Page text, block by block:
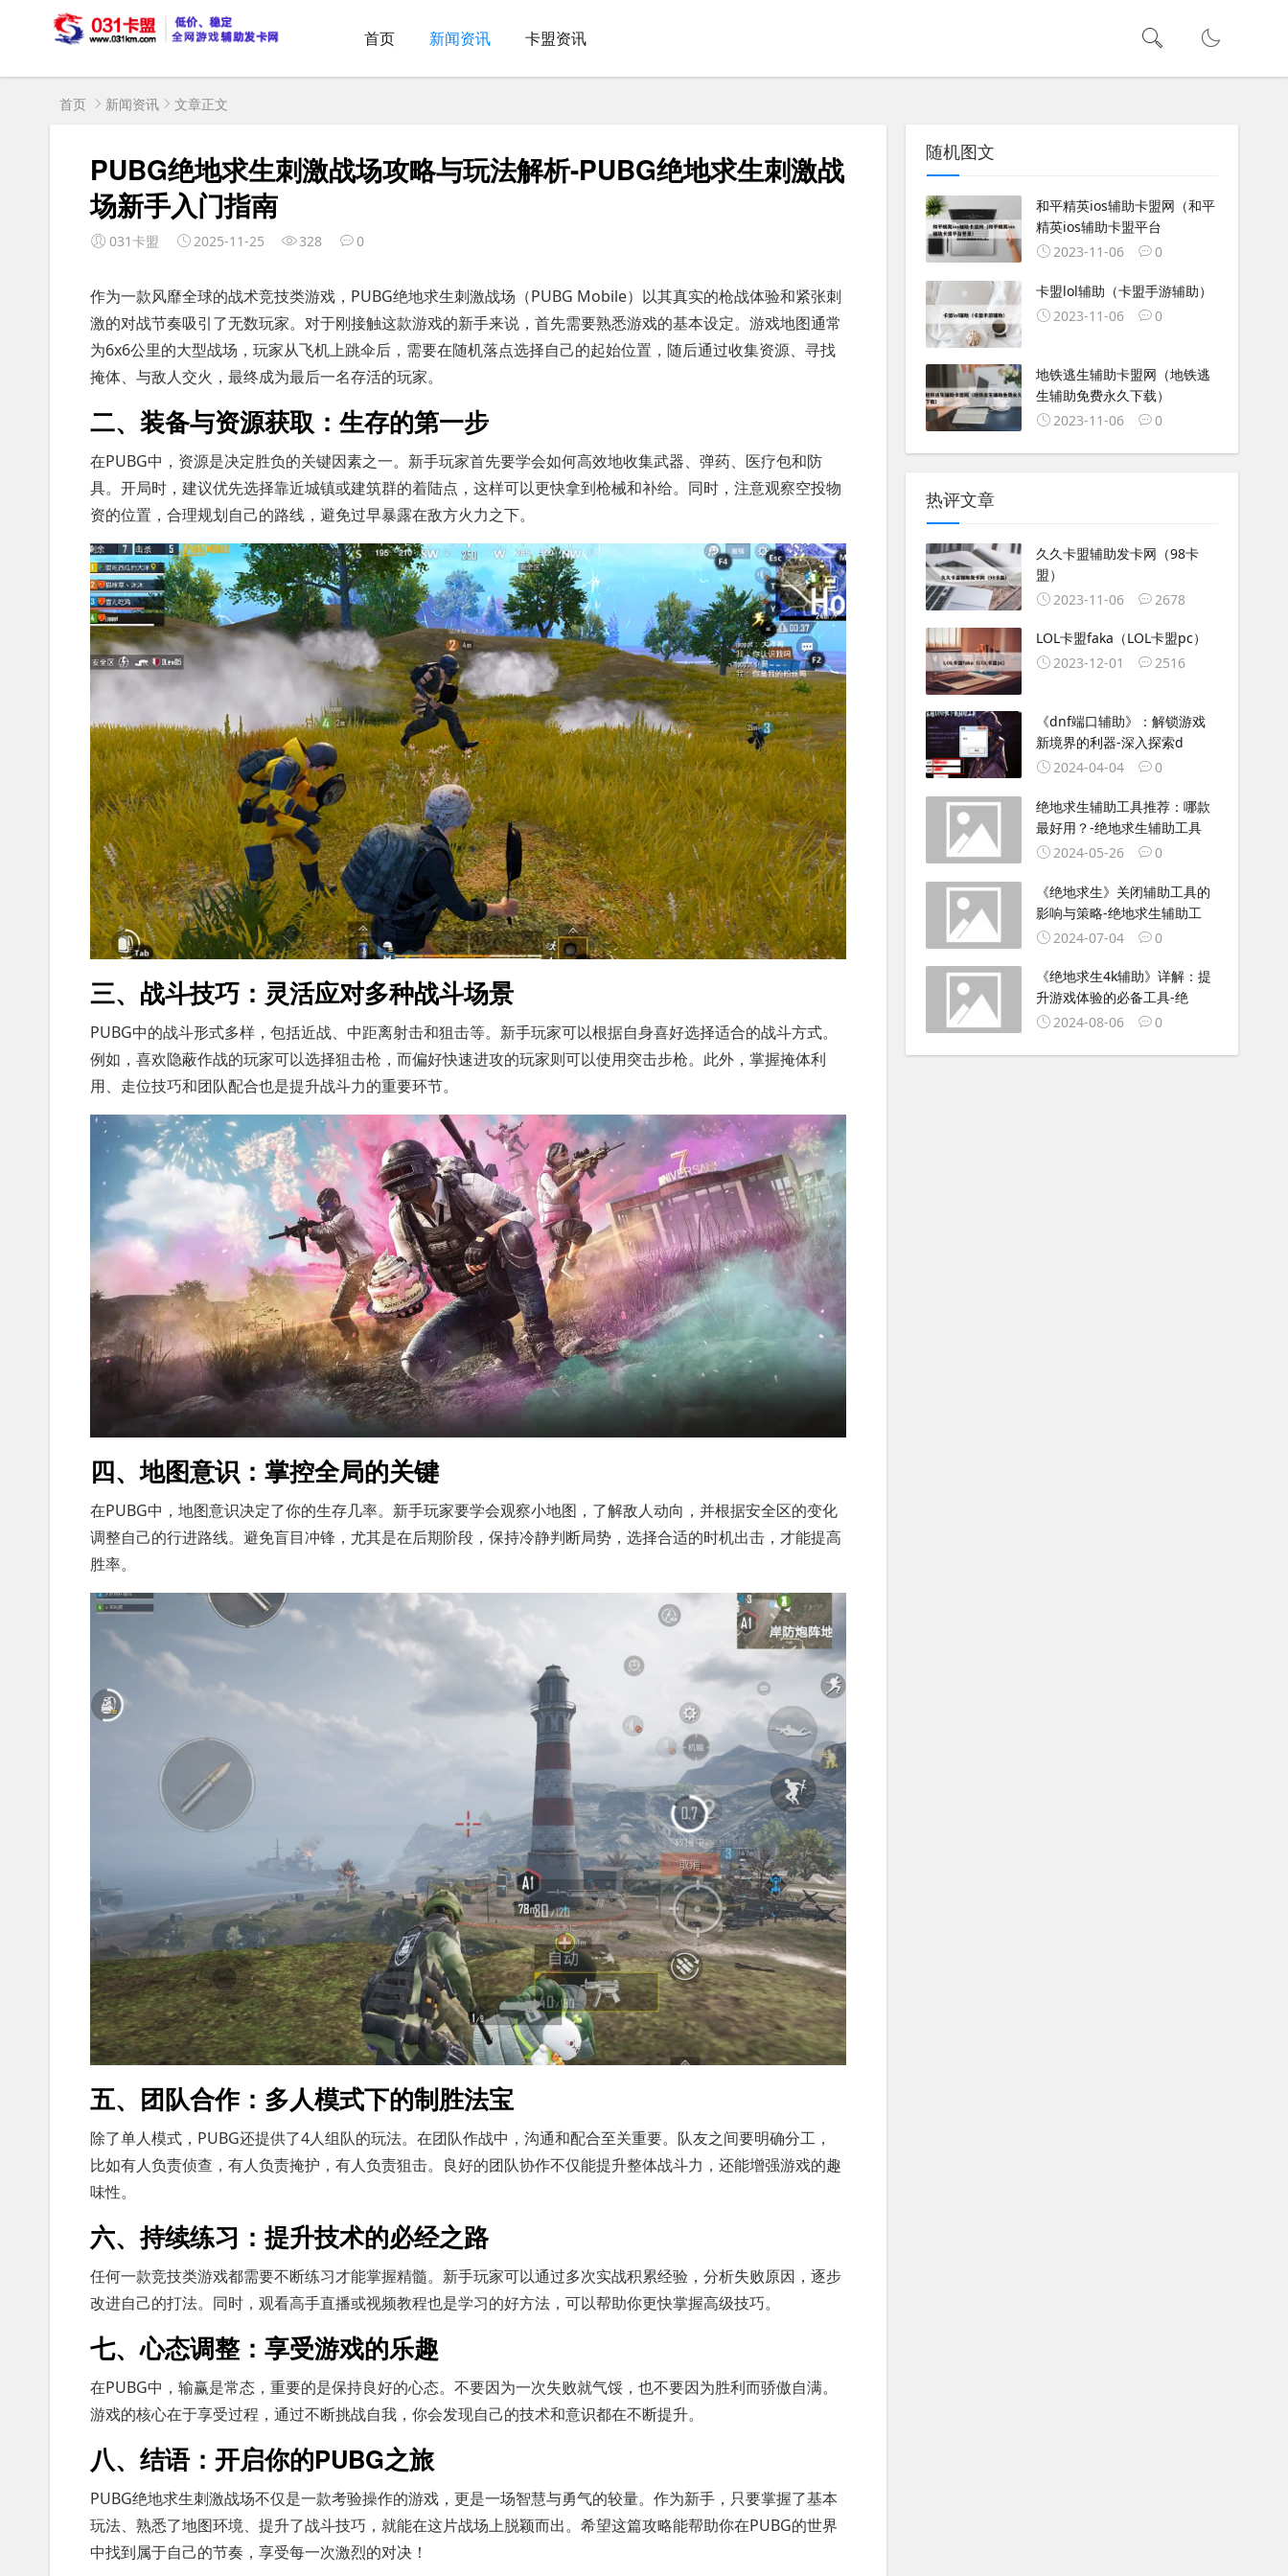
首页 新闻资讯 卡盟资讯
首页 新闻资讯 文章正文
PUBG绝地求生刺激战场攻略与玩法解析-PUBG绝地求生刺激战
场新手入门指南
031卡盟 2025-11-25 328 0
作为一款风靡全球的战术竞技类游戏，PUBG绝地求生刺激战场（PUBG Mobile）以其真实的枪战体验和紧张刺
激的对战节奏吸引了无数玩家。对于刚接触这款游戏的新手来说，首先需要熟悉游戏的基本设定。游戏地图通常
为6x6公里的大型战场，玩家从飞机上跳伞后，需要在随机落点选择自己的起始位置，随后通过收集资源、寻找
掩体、与敌人交火，最终成为最后一名存活的玩家。
二、装备与资源获取：生存的第一步
在PUBG中，资源是决定胜负的关键因素之一。新手玩家首先要学会如何高效地收集武器、弹药、医疗包和防
具。开局时，建议优先选择靠近城镇或建筑群的着陆点，这样可以更快拿到枪械和补给。同时，注意观察空投物
资的位置，合理规划自己的路线，避免过早暴露在敌方火力之下。
三、战斗技巧：灵活应对多种战斗场景
PUBG中的战斗形式多样，包括近战、中距离射击和狙击等。新手玩家可以根据自身喜好选择适合的战斗方式。
例如，喜欢隐蔽作战的玩家可以选择狙击枪，而偏好快速进攻的玩家则可以使用突击步枪。此外，掌握掩体利
用、走位技巧和团队配合也是提升战斗力的重要环节。
四、地图意识：掌控全局的关键
在PUBG中，地图意识决定了你的生存几率。新手玩家要学会观察小地图，了解敌人动向，并根据安全区的变化
调整自己的行进路线。避免盲目冲锋，尤其是在后期阶段，保持冷静判断局势，选择合适的时机出击，才能提高
胜率。
五、团队合作：多人模式下的制胜法宝
除了单人模式，PUBG还提供了4人组队的玩法。在团队作战中，沟通和配合至关重要。队友之间要明确分工，
比如有人负责侦查，有人负责掩护，有人负责狙击。良好的团队协作不仅能提升整体战斗力，还能增强游戏的趣
味性。
六、持续练习：提升技术的必经之路
任何一款竞技类游戏都需要不断练习才能掌握精髓。新手玩家可以通过多次实战积累经验，分析失败原因，逐步
改进自己的打法。同时，观看高手直播或视频教程也是学习的好方法，可以帮助你更快掌握高级技巧。
七、心态调整：享受游戏的乐趣
在PUBG中，输赢是常态，重要的是保持良好的心态。不要因为一次失败就气馁，也不要因为胜利而骄傲自满。
游戏的核心在于享受过程，通过不断挑战自我，你会发现自己的技术和意识都在不断提升。
八、结语：开启你的PUBG之旅
PUBG绝地求生刺激战场不仅是一款考验操作的游戏，更是一场智慧与勇气的较量。作为新手，只要掌握了基本
玩法、熟悉了地图环境、提升了战斗技巧，就能在这片战场上脱颖而出。希望这篇攻略能帮助你在PUBG的世界
中找到属于自己的节奏，享受每一次激烈的对决！
随机图文
和平精英ios辅助卡盟网（和平
精英ios辅助卡盟平台
2023-11-06
0
卡盟lol辅助（卡盟手游辅助）
2023-11-06
0
地铁逃生辅助卡盟网（地铁逃
生辅助免费永久下载）
2023-11-06
0
热评文章
久久卡盟辅助发卡网（98卡
盟）
2023-11-06
2678
LOL卡盟faka（LOL卡盟pc）
2023-12-01
2516
《dnf端口辅助》：解锁游戏
新境界的利器-深入探索d
2024-04-04
0
绝地求生辅助工具推荐：哪款
最好用？-绝地求生辅助工具
2024-05-26
0
《绝地求生》关闭辅助工具的
影响与策略-绝地求生辅助工
2024-07-04
0
《绝地求生4k辅助》详解：提
升游戏体验的必备工具-绝
2024-08-06
0